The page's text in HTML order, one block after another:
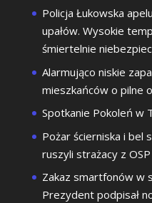
Policja Łukowska
upałów. Wysokie
śmiertelnie
Alarmująco niskie
mieszkańców o pilne
Spotkanie Pokoleń w
Pożar ścierniska i bel
ruszyli strażacy z
Zakaz smartfonów w
Prezydent podpisał